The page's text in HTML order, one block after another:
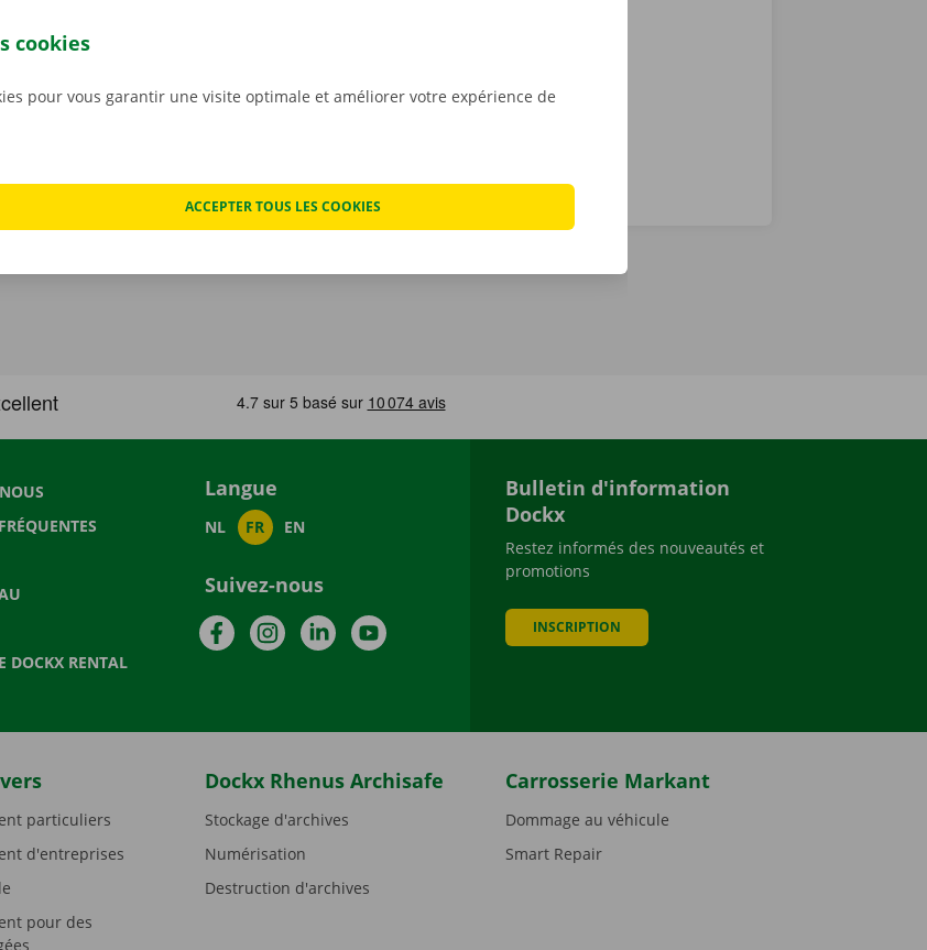
DOCKX RENTAL
Langue
NL FR EN
Suivez-nous
FacebookInstagramLinkedInYouTube
Bulletin d'information
Dockx
Restez informés des nouveautés et
promotions
INSCRIPTION
particuliers
d'entreprises
pour des
Dockx Rhenus Archisafe
Stockage d'archives
Numérisation
Destruction d'archives
Carrosserie Markant
Dommage au véhicule
Smart Repair
cookies
pour vous garantir une visite optimale et améliorer votre expérience de
ACCEPTER TOUS LES COOKIES